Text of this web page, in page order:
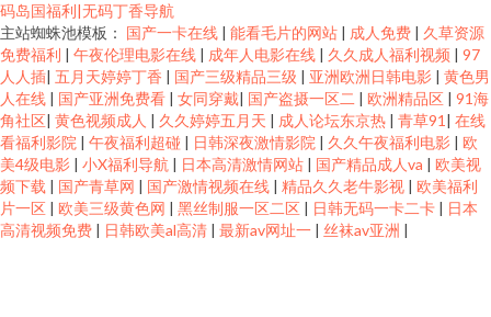
码岛国福利|无码丁香导航
主站蜘蛛池模板： 国产一卡在线 | 能看毛片的网站 | 成人免费 | 久草资源
免费福利 | 午夜伦理电影在线 | 成年人电影在线 | 久久成人福利视频 | 97
人人插| 五月天婷婷丁香 | 国产三级精品三级 | 亚洲欧洲日韩电影 | 黄色男
人在线 | 国产亚洲免费看 | 女同穿戴| 国产盗摄一区二 | 欧洲精品区 | 91海
角社区| 黄色视频成人 | 久久婷婷五月天 | 成人论坛东京热 | 青草91 | 在线
看福利影院 | 午夜福利超碰 | 日韩深夜激情影院 | 久久午夜福利电影 | 欧
美4级电影 | 小X福利导航 | 日本高清激情网站 | 国产精品成人va | 欧美视
频下载 | 国产青草网 | 国产激情视频在线 | 精品久久老牛影视 | 欧美福利
片一区 | 欧美三级黄色网 | 黑丝制服一区二区 | 日韩无码一卡二卡 | 日本
高清视频免费 | 日韩欧美al高清 | 最新av网址一 | 丝袜av亚洲 |